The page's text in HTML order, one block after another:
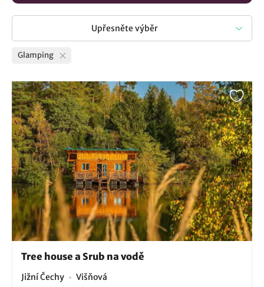
Upřesněte výběr
Glamping
Tree house a Srub na vodě
Jižní Čechy Višňová